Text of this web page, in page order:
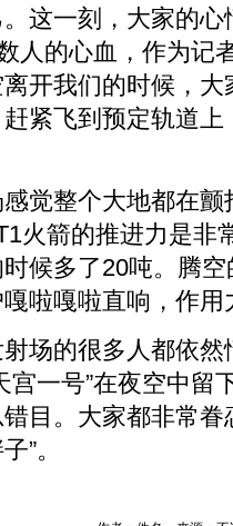
这一刻，大家的
人的心血，作为记
开我们的时候，
紧飞到预定轨道
觉整个大地都在
火箭的推进力是非
候多了20吨。腾
啦嘎啦直响，作用
场的很多人都依
宫一号”在夜空中留
目。大家都非常眷
”。